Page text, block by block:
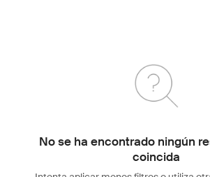
No se ha encontrado ningún
coincida